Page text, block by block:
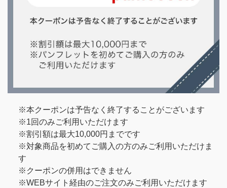
※本クーポンは予告なく終了することがございます
※1回のみご利用いただけます
※割引額は最大10,000円までです
※対象商品を初めてご購入の方のみご利用いただけま
す
※クーポンの併用はできません
※WEBサイト経由のご注文のみご利用いただけます